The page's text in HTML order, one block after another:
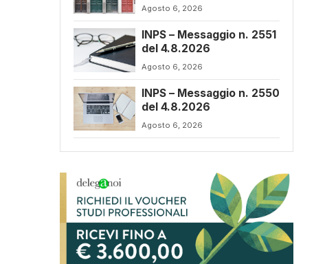
Agosto 6, 2026
INPS – Messaggio n. 2551
del 4.8.2026
Agosto 6, 2026
INPS – Messaggio n. 2550
del 4.8.2026
Agosto 6, 2026